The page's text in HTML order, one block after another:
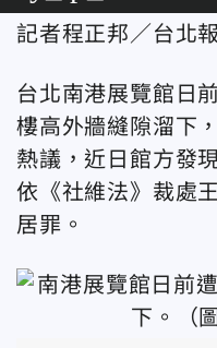
記者程正邦／台北
台北南港展覽館日
樓高外牆縫隙溜下
熱議，近日館方發
依《社維法》裁處
居罪。